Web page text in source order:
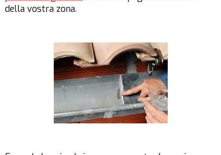
della vostra zona.